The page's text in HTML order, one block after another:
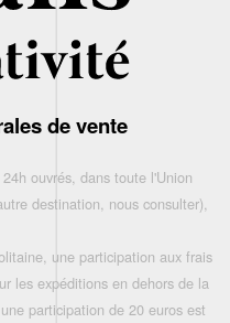
de vente
ouvrés, dans toute l'Union
destination, nous consulter),
une participation aux frais
les expéditions en dehors de la
participation de 20 euros est